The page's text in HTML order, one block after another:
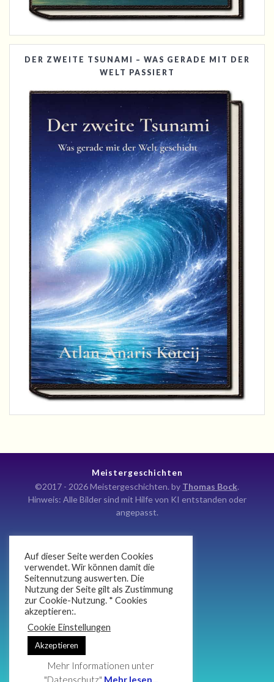
DER ZWEITE TSUNAMI – WAS GERADE MIT DER
WELT PASSIERT
Meistergeschichten
©2017 - 2026 Meistergeschichten. by Thomas Bock.
Hinweis: Alle Bilder sind mit Hilfe von KI entstanden oder
angepasst.
Kontakt
Impressum
Datenschutz
Auf dieser Seite werden Cookies
verwendet. Wir können damit die
Seitennutzung auswerten. Die
Nutzung der Seite gilt als Zustimmung
zur Cookie-Nutzung. * Cookies
akzeptieren:.
Cookie Einstellungen
Akzeptieren
Mehr Informationen unter
"Datenschutz" Mehr lesen...